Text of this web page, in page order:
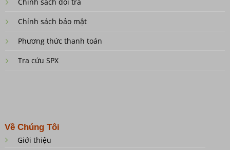
Chính sách bảo mật
Phương thức thanh toán
Tra cứu SPX
Về Chúng Tôi
Giới thiệu